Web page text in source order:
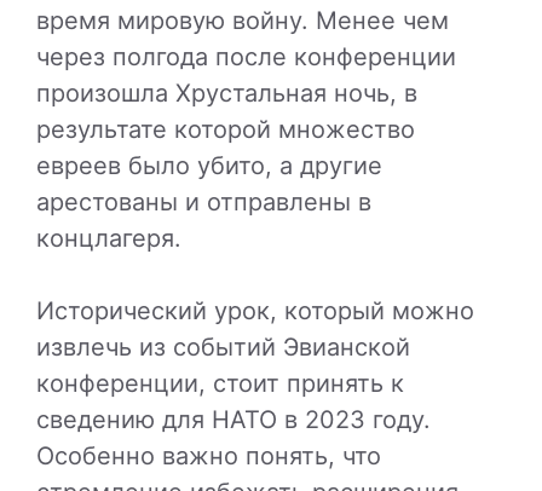
время мировую войну. Менее чем
через полгода после конференции
произошла Хрустальная ночь, в
результате которой множество
евреев было убито, а другие
арестованы и отправлены в
концлагеря.
Исторический урок, который можно
извлечь из событий Эвианской
конференции, стоит принять к
сведению для НАТО в 2023 году.
Особенно важно понять, что